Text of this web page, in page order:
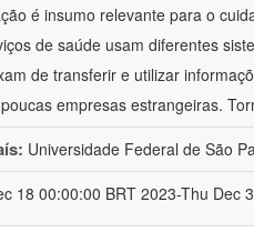
é insumo relevante para o
de saúde usam diferentes
de transferir e utilizar
empresas estrangeiras.
Universidade Federal de São
18 00:00:00 BRT 2023-Thu Dec